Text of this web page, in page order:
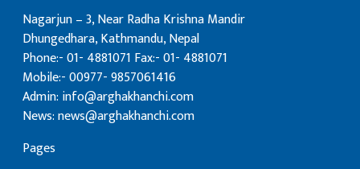
Nagarjun – 3, Near Radha Krishna Mandir
Dhungedhara, Kathmandu, Nepal
Phone:- 01- 4881071 Fax:- 01- 4881071
Mobile:- 00977- 9857061416
Admin: info@arghakhanchi.com
News: news@arghakhanchi.com
Pages